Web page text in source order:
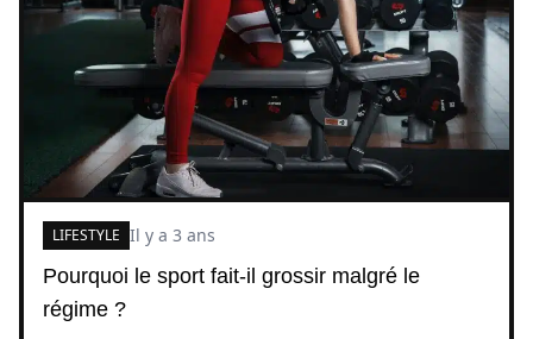
Pourquoi le sport fait-il grossir malgré le
régime ?
LIFESTYLE Il y a 3 ans